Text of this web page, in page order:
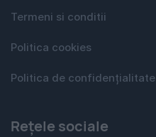
Termeni si conditii
Politica cookies
Politica de confidențialitate
Rețele sociale